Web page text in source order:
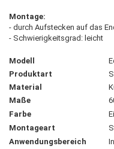
Montage:
- durch Aufstecken auf das
- Schwierigkeitsgrad: leicht
Modell
Produktart
Material
Maße
Farbe
Montageart
Anwendungsbereich